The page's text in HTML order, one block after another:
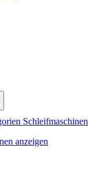
Schleifmaschinen
anzeigen